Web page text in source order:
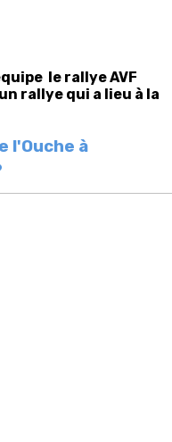
le rallye AVF
rallye qui a lieu à la
l'Ouche à